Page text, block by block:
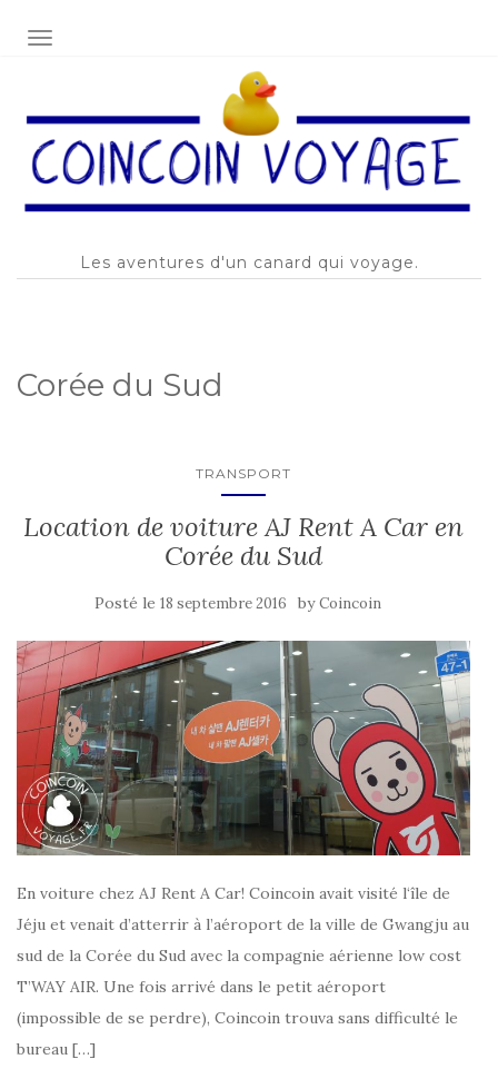
AFFICHER/MASQUER LA NAVIGATION
Les aventures d'un canard qui voyage.
Corée du Sud
TRANSPORT
Location de voiture AJ Rent A Car en
Corée du Sud
Posté le 18 septembre 2016 byCoincoin
En voiture chez AJ Rent A Car! Coincoin avait visité l‘île de
Jéju et venait d’atterrir à l’aéroport de la ville de Gwangju au
sud de la Corée du Sud avec la compagnie aérienne low cost
T’WAY AIR. Une fois arrivé dans le petit aéroport
(impossible de se perdre), Coincoin trouva sans difficulté le
bureau […]